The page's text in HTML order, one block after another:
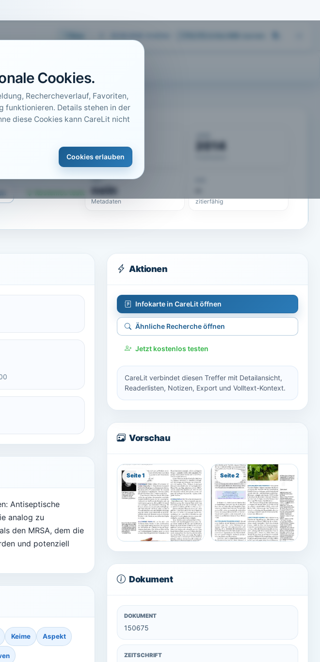
Cookies.
Rechercheverlauf, Favoriten,
funktionieren. Details stehen in der
diese Cookies kann CareLit nicht
Cookies erlauben
150675
CareLit-ID
2014
PDF
nein
Metadaten zitierfähig
Antiseptische
analog zu
den MRSA, dem die
und potenziell
Keime Aspekt
Aktionen
Infokarte in CareLit öffnen
Ähnliche Recherche öffnen
Jetzt kostenlos testen
CareLit verbindet diesen Treffer mit Detailansicht,
Readerlisten, Notizen, Export und Volltext-Kontext.
Vorschau
Seite 1 Seite 2
Dokument
DOKUMENT
150675
ZEITSCHRIFT